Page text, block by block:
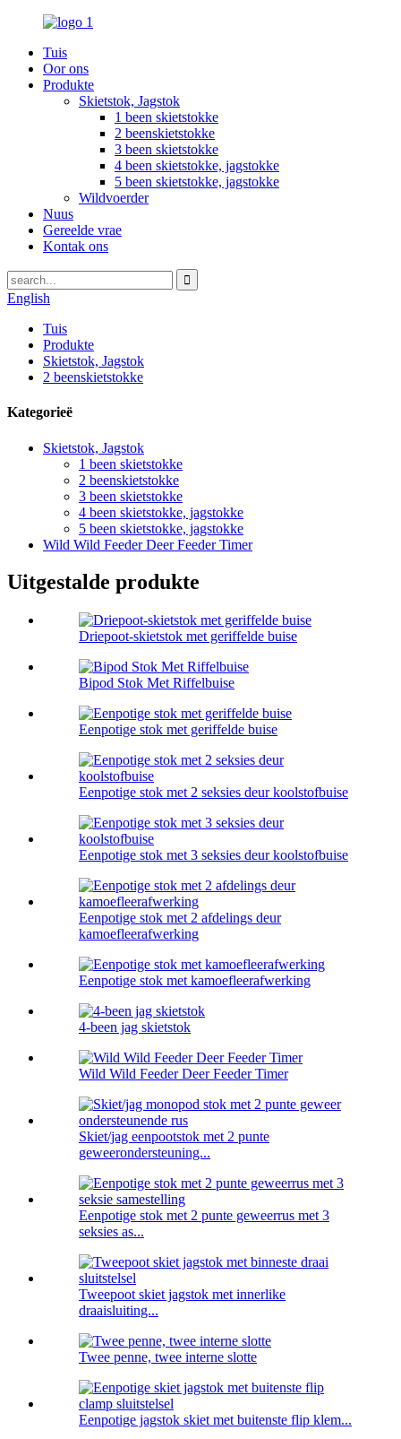
Tuis
Oor ons
Produkte
Skietstok, Jagstok
1 been skietstokke
2 beenskietstokke
3 been skietstokke
4 been skietstokke, jagstokke
5 been skietstokke, jagstokke
Wildvoerder
Nuus
Gereelde vrae
Kontak ons
English
Tuis
Produkte
Skietstok, Jagstok
2 beenskietstokke
Kategorieë
Skietstok, Jagstok
1 been skietstokke
2 beenskietstokke
3 been skietstokke
4 been skietstokke, jagstokke
5 been skietstokke, jagstokke
Wild Wild Feeder Deer Feeder Timer
Uitgestalde produkte
Driepoot-skietstok met geriffelde buise
Bipod Stok Met Riffelbuise
Eenpotige stok met geriffelde buise
Eenpotige stok met 2 seksies deur koolstofbuise
Eenpotige stok met 3 seksies deur koolstofbuise
Eenpotige stok met 2 afdelings deur
kamoefleerafwerking
Eenpotige stok met kamoefleerafwerking
4-been jag skietstok
Wild Wild Feeder Deer Feeder Timer
Skiet/jag eenpootstok met 2 punte
geweerondersteuning...
Eenpotige stok met 2 punte geweerrus met 3
seksies as...
Tweepoot skiet jagstok met innerlike
draaisluiting...
Twee penne, twee interne slotte
Eenpotige jagstok skiet met buitenste flip klem...